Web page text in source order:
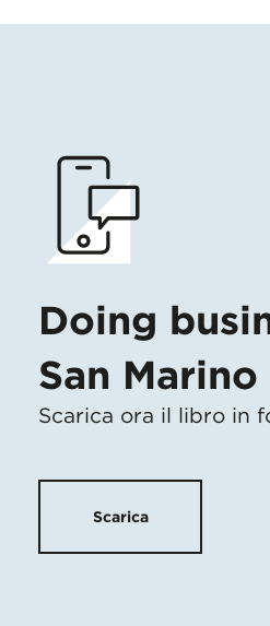
Doing
San Marino
Scarica ora il libro in
Scarica